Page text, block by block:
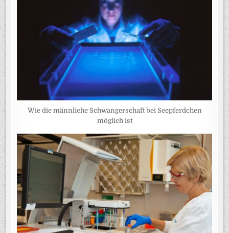
Wie die männliche Schwangerschaft bei Seepferdchen
möglich ist